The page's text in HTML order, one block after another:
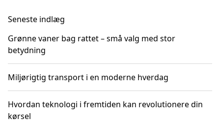
Seneste indlæg
Grønne vaner bag rattet – små valg med stor
betydning
Miljørigtig transport i en moderne hverdag
Hvordan teknologi i fremtiden kan revolutionere din
kørsel